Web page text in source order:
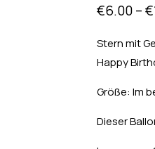
€6.00–€
Stern mit
Happy
Größe: Im
Dieser